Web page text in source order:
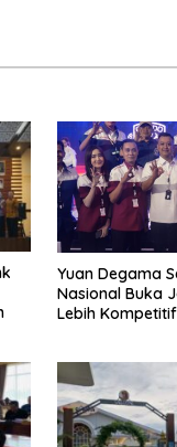
Yuan Degama
Nasional Buka
Lebih Kompetitif